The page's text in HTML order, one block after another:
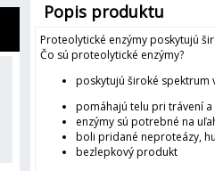
Popis produktu
Proteolytické enzýmy poskytujú
Čo sú proteolytické enzýmy?
poskytujú široké spektrum
pomáhajú telu pri trávení
enzýmy sú potrebné na
boli pridané neproteázy,
bezlepkový produkt